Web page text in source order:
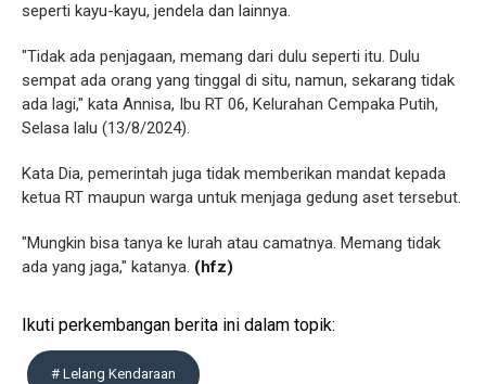
seperti kayu-kayu, jendela dan lainnya.
"Tidak ada penjagaan, memang dari dulu seperti itu. Dulu
sempat ada orang yang tinggal di situ, namun, sekarang tidak
ada lagi," kata Annisa, Ibu RT 06, Kelurahan Cempaka Putih,
Selasa lalu (13/8/2024).
Kata Dia, pemerintah juga tidak memberikan mandat kepada
ketua RT maupun warga untuk menjaga gedung aset tersebut.
"Mungkin bisa tanya ke lurah atau camatnya. Memang tidak
ada yang jaga," katanya. (hfz)
Ikuti perkembangan berita ini dalam topik:
# Lelang Kendaraan